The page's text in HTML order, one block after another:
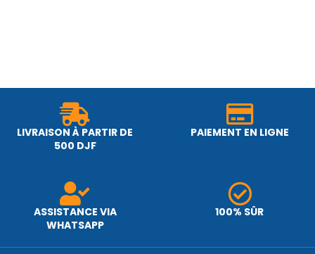
LIVRAISON À PARTIR DE
500 DJF
PAIEMENT EN LIGNE
ASSISTANCE VIA
WHATSAPP
100% SÛR